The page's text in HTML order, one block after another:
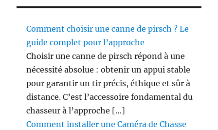
b
e
a
x
c
h
s
s
e
Comment choisir une canne de pirsch ? Le
guide complet pour l’approche
Choisir une canne de pirsch répond à une
nécessité absolue : obtenir un appui stable
pour garantir un tir précis, éthique et sûr à
distance. C’est l’accessoire fondamental du
chasseur à l’approche […]
Comment installer une Caméra de Chasse